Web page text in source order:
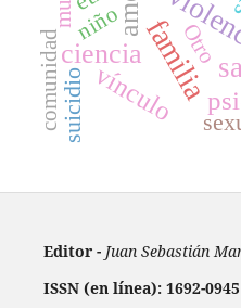
familia
ciencia
vínculo
suicidio
Otro
comunidad
niño
Editor - Juan Sebastián
ISSN (en línea): 1692-0945